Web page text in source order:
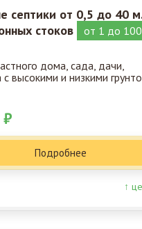
септики от 0,5 до 40
стоков
от 1 до
дома, сада, дачи,
высокими и низкими
₽
Подробнее
↑